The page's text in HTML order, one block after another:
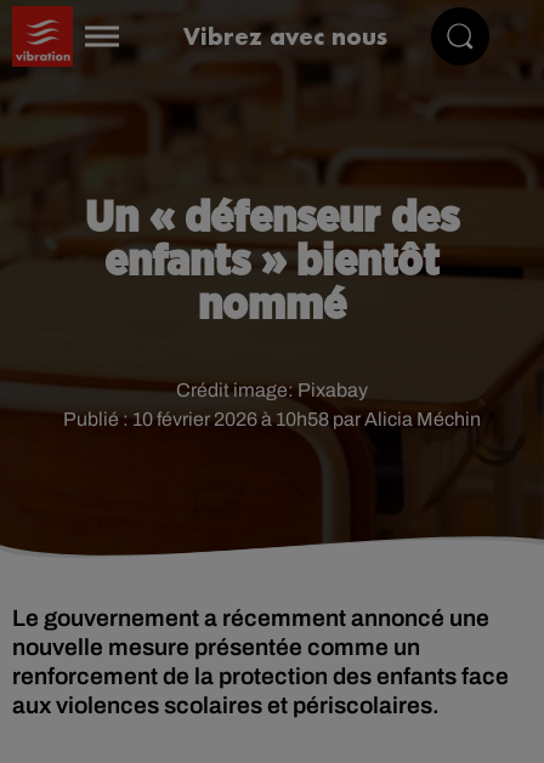
Vibrez avec nous
Un « défenseur des
enfants » bientôt
nommé
Publié : 10 février 2026 à 10h58 par Alicia Méchin
Crédit image: Pixabay
Le gouvernement a récemment annoncé une
nouvelle mesure présentée comme un
renforcement de la protection des enfants face
aux violences scolaires et périscolaires.